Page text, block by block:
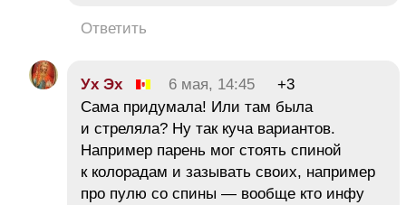
Ответить
Ух Эх 6 мая, 14:45
+3
Сама придумала! Или там была
и стреляла? Ну так куча вариантов.
Например парень мог стоять спиной
к колорадам и зазывать своих, например
про пулю со спины — вообще кто инфу